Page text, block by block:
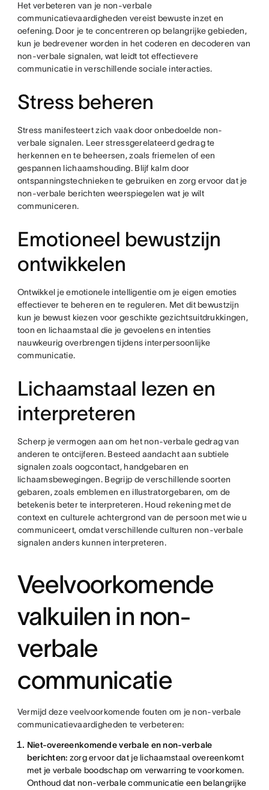
Het verbeteren van je non-verbale
communicatievaardigheden vereist bewuste inzet en
oefening. Door je te concentreren op belangrijke gebieden,
kun je bedrevener worden in het coderen en decoderen van
non-verbale signalen, wat leidt tot effectievere
communicatie in verschillende sociale interacties.
Stress beheren
Stress manifesteert zich vaak door onbedoelde non-
verbale signalen. Leer stressgerelateerd gedrag te
herkennen en te beheersen, zoals friemelen of een
gespannen lichaamshouding. Blijf kalm door
ontspanningstechnieken te gebruiken en zorg ervoor dat je
non-verbale berichten weerspiegelen wat je wilt
communiceren.
Emotioneel bewustzijn
ontwikkelen
Ontwikkel je emotionele intelligentie om je eigen emoties
effectiever te beheren en te reguleren. Met dit bewustzijn
kun je bewust kiezen voor geschikte gezichtsuitdrukkingen,
toon en lichaamstaal die je gevoelens en intenties
nauwkeurig overbrengen tijdens interpersoonlijke
communicatie.
Lichaamstaal lezen en
interpreteren
Scherp je vermogen aan om het non-verbale gedrag van
anderen te ontcijferen. Besteed aandacht aan subtiele
signalen zoals oogcontact, handgebaren en
lichaamsbewegingen. Begrijp de verschillende soorten
gebaren, zoals emblemen en illustratorgebaren, om de
betekenis beter te interpreteren. Houd rekening met de
context en culturele achtergrond van de persoon met wie u
communiceert, omdat verschillende culturen non-verbale
signalen anders kunnen interpreteren.
Veelvoorkomende
valkuilen in non-
verbale
communicatie
Vermijd deze veelvoorkomende fouten om je non-verbale
communicatievaardigheden te verbeteren:
Niet-overeenkomende verbale en non-verbale
berichten: zorg ervoor dat je lichaamstaal overeenkomt
met je verbale boodschap om verwarring te voorkomen.
Onthoud dat non-verbale communicatie een belangrijke